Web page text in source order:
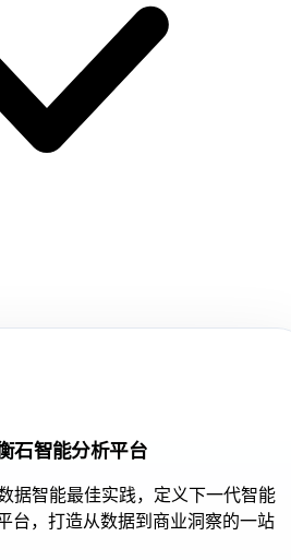
石智能分析平台
据智能最佳实践，定义下一代智能
台，打造从数据到商业洞察的一站